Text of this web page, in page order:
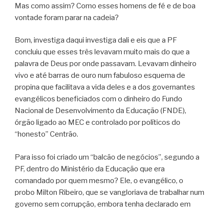
Mas como assim? Como esses homens de fé e de boa
vontade foram parar na cadeia?
Bom, investiga daqui investiga dali e eis que a PF
concluiu que esses três levavam muito mais do que a
palavra de Deus por onde passavam. Levavam dinheiro
vivo e até barras de ouro num fabuloso esquema de
propina que facilitava a vida deles e a dos governantes
evangélicos beneficiados com o dinheiro do Fundo
Nacional de Desenvolvimento da Educação (FNDE),
órgão ligado ao MEC e controlado por políticos do
“honesto” Centrão.
Para isso foi criado um “balcão de negócios”, segundo a
PF, dentro do Ministério da Educação que era
comandado por quem mesmo? Ele, o evangélico, o
probo Milton Ribeiro, que se vangloriava de trabalhar num
governo sem corrupção, embora tenha declarado em